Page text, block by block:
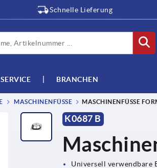
Schnelle Lieferung
SERVICE BRANCHEN
MASCHINENFÜSSE MASCHINENFÜSSE FORM
K0687 B
Universell verwendbare